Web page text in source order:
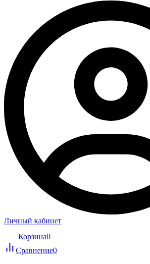
Личный кабинет
Корзина0
Сравнение0